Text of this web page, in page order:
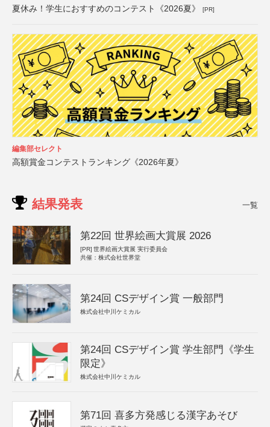
夏休み！学生におすすめのコンテスト《2026夏》 [PR]
編集部セレクト
高額賞金コンテストランキング《2026年夏》
結果発表 一覧
第22回 世界絵画大賞展 2026
[PR] 世界絵画大賞展 実行委員会
共催：株式会社世界堂
第24回 CSデザイン賞 一般部門
株式会社中川ケミカル
第24回 CSデザイン賞 学生部門《学生
限定》
株式会社中川ケミカル
第71回 喜多方発感じる漢字あそび